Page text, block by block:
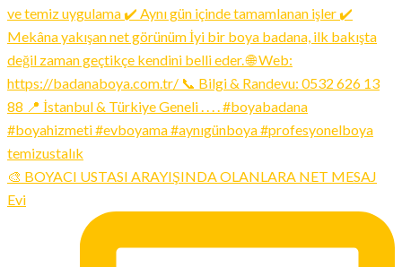
🎨 BOYACI USTASI ARAYIŞINDA OLANLARA NET MESAJ
Evi